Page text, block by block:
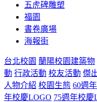
五虎碑雕塑
福園
書卷廣場
海報街
台北校園 蘭陽校園建築物
動 行政活動 校友活動 傑
人物介紹 校園生態 60週
年校慶LOGO 75週年校慶